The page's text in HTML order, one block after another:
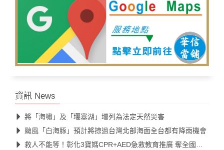
資訊 News
將「海嘯」及「堰塞湖」增列為法定天然災害
颱風「白海豚」預計將掠過台灣北部海面全台都有降雨機會
救人不能等！彰化3寶媽CPR+AED急救教育推廣 奪全國第一